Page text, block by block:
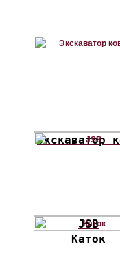
Экскаватор
JSB
Каток